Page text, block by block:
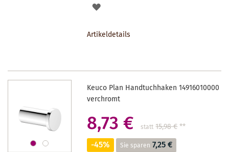
AUF
Artikeldetails
Keuco Plan Handtuchhaken 14916010000
verchromt
8,73 € statt 15,98 €**
-45% Sie sparen 7,25 €